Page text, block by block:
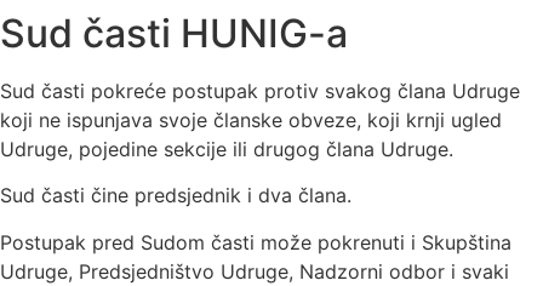
Sud časti HUNIG-a
Sud časti pokreće postupak protiv svakog člana Udruge
koji ne ispunjava svoje članske obveze, koji krnji ugled
Udruge, pojedine sekcije ili drugog člana Udruge.
Sud časti čine predsjednik i dva člana.
Postupak pred Sudom časti može pokrenuti i Skupština
Udruge, Predsjedništvo Udruge, Nadzorni odbor i svaki